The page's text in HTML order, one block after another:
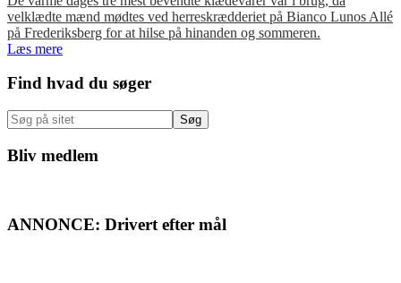
velklædte mænd mødtes ved herreskrædderiet på Bianco Lunos Allé
på Frederiksberg for at hilse på hinanden og sommeren.
Læs mere
Primær
Sidebar
Find hvad du søger
Søg
på
sitet
Bliv medlem
ANNONCE: Drivert efter mål